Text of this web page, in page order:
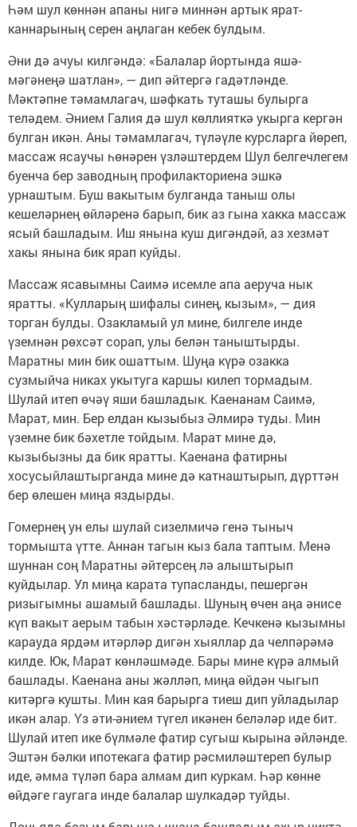
Һәм шул көннән апаны нигә миннән артык ярат­
каннарының серен аңлаган кебек булдым.
Әни дә ачуы килгәндә: «Балалар йортында яшә­
мәгәнеңә шатлан», — дип әйтергә гадәтләнде.
Мәктәпне тәмамлагач, шәфкать туташы булырга
теләдем. Әнием Галия дә шул көллияткә укырга кер­­гән
булган икән. Аны тәмамлагач, түләүле курсларга йөреп,
массаж ясаучы һөнәрен үзләштердем Шул белгечлегем
буенча бер заводның профилакториена эшкә
урнаштым. Буш вакытым булганда таныш олы
кешеләрнең өйләренә барып, бик аз гына хакка массаж
ясый башладым. Иш янына куш дигәндәй, аз хезмәт
хакы янына бик ярап куйды.
Массаж ясавымны Саимә исемле апа аеруча нык
яратты. «Кулларың шифалы синең, кызым», — дия
торган булды. Озакламый ул мине, билгеле инде
үземнән рөхсәт сорап, улы белән таныштырды.
Маратны мин бик ошаттым. Шуңа күрә озакка
сузмыйча никах укытуга каршы килеп тормадым.
Шулай итеп өчәү яши башладык. Каенанам Саимә,
Марат, мин. Бер елдан кызыбыз Әлмирә туды. Мин
үземне бик бәхетле тойдым. Марат мине дә,
кызыбызны да бик яратты. Каенана фатирны
хосусыйлаштырганда мине дә катнаштырып, дүрт­тән
бер өлешен миңа яздырды.
Гомернең ун елы шулай сизелмичә генә тыныч
тормышта үтте. Аннан тагын кыз бала таптым. Менә
шуннан соң Маратны әйтерсең лә алыштырып
куйдылар. Ул миңа карата тупасланды, пешергән
ризыгымны ашамый башлады. Шуның өчен аңа әнисе
күп вакыт аерым табын хәстәрләде. Кечкенә кызымны
карауда ярдәм итәрләр дигән хыяллар да челпәрәмә
килде. Юк, Марат көнләшмәде. Бары мине күрә алмый
башлады. Каенана аны жәлләп, миңа өйдән чыгып
китәргә кушты. Мин кая барырга тиеш дип уйладылар
икән алар. Үз әти-әнием түгел икәнен беләләр иде бит.
Шулай итеп ике бүлмәле фатир сугыш кырына әйләнде.
Эштән бәлки ипотекага фатир рәсмиләштереп булыр
иде, әмма түләп бара алмам дип куркам. Һәр көнне
өйдәге гаугага инде балалар шулкадәр туйды.